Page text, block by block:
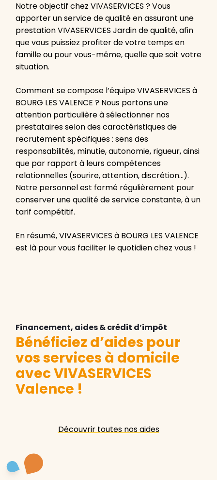
Notre objectif chez VIVASERVICES ? Vous
apporter un service de qualité en assurant une
prestation VIVASERVICES Jardin de qualité, afin
que vous puissiez profiter de votre temps en
famille ou pour vous-même, quelle que soit votre
situation.
Comment se compose l’équipe VIVASERVICES à
BOURG LES VALENCE ? Nous portons une
attention particulière à sélectionner nos
prestataires selon des caractéristiques de
recrutement spécifiques : sens des
responsabilités, minutie, autonomie, rigueur, ainsi
que par rapport à leurs compétences
relationnelles (sourire, attention, discrétion…).
Notre personnel est formé régulièrement pour
conserver une qualité de service constante, à un
tarif compétitif.
En résumé, VIVASERVICES à BOURG LES VALENCE
est là pour vous faciliter le quotidien chez vous !
Financement, aides & crédit d’impôt
Bénéficiez d’aides pour
vos services à domicile
avec VIVASERVICES
Valence !
Découvrir toutes nos aides